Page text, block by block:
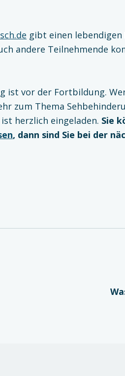
gibt einen
andere Teilnehmende
ist vor der Fortbildung.
zum Thema
herzlich eingeladen. Sie
, dann sind Sie bei der